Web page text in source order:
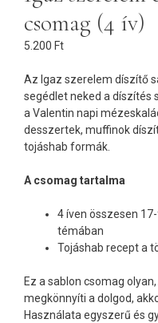
csomag (4 ív)
5.200 Ft
Az Igaz szerelem díszítő
segédlet neked a díszítés
a Valentin napi
desszertek, muffinok
tojáshab formák.
A csomag tartalma
4 íven összesen
témában
Tojáshab recept a
Ez a sablon csomag
megkönnyíti a dolgod,
Használata egyszerű és